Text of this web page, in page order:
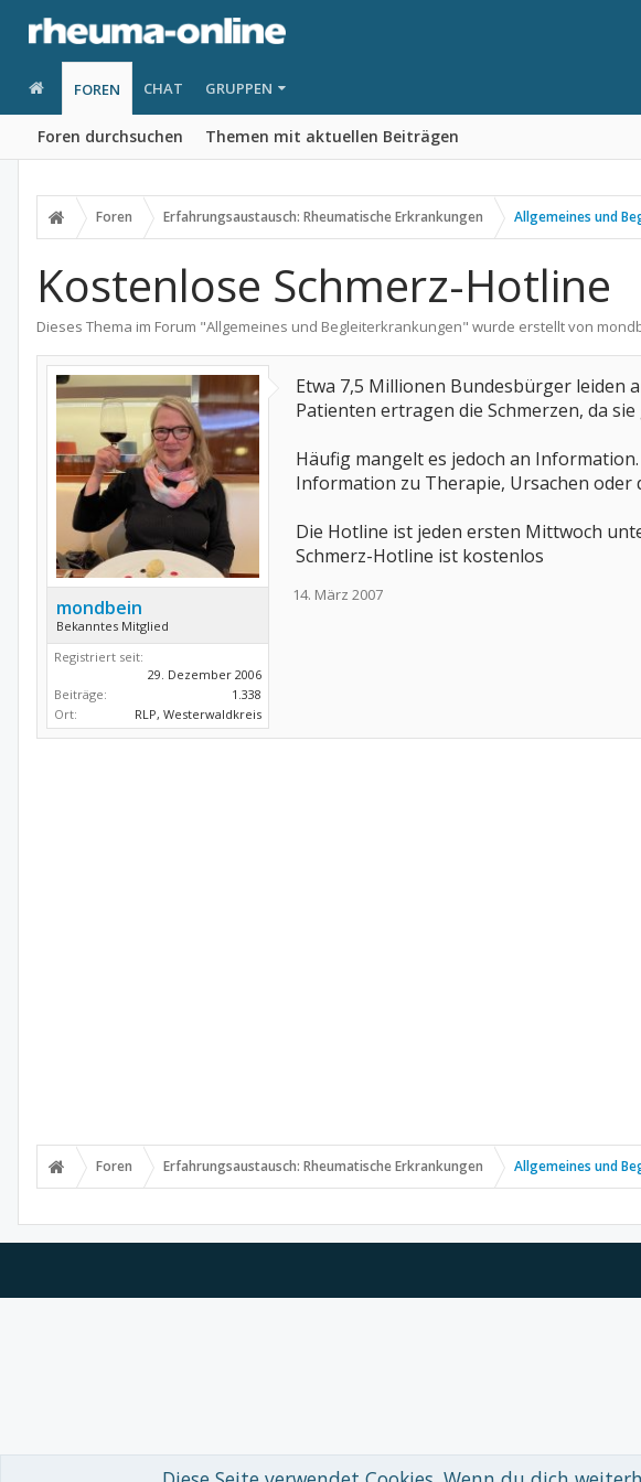
FOREN
Foren durchsuchen Themen mit aktuellen Beiträgen
CHAT GRUPPEN
Foren Erfahrungsaustausch: Rheumatische Erkrankungen Allgemeines und
Kostenlose Schmerz-Hotline
Dieses Thema im Forum "Allgemeines und Begleiterkrankungen" wurde erstellt von
mondbein
Bekanntes Mitglied
Registriert seit:
29. Dezember 2006
Beiträge:
1.338
Ort:
RLP, Westerwaldkreis
Etwa 7,5 Millionen Bundesbürger leiden
Patienten ertragen die Schmerzen, da
Häufig mangelt es jedoch an
Information zu Therapie, Ursachen oder
Die Hotline ist jeden ersten Mittwoch
Schmerz-Hotline ist kostenlos
14. März 2007
Foren Erfahrungsaustausch: Rheumatische Erkrankungen Allgemeines und